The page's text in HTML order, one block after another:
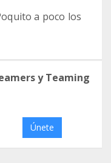
a poco los
y Teaming
Únete